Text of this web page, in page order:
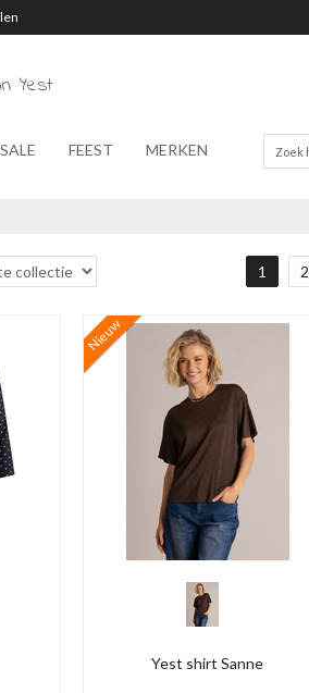
Yest
SALE FEEST MERKEN
1 2
Nieuw
Yest shirt Sanne